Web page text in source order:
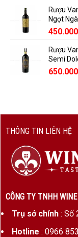
là:
Rượu
Ngọt
450.000
Rượu
Semi
650.000
THÔNG TIN LIÊN HỆ
CÔNG TY TNHH
Trụ sở chính: Số
Hotline : 0966